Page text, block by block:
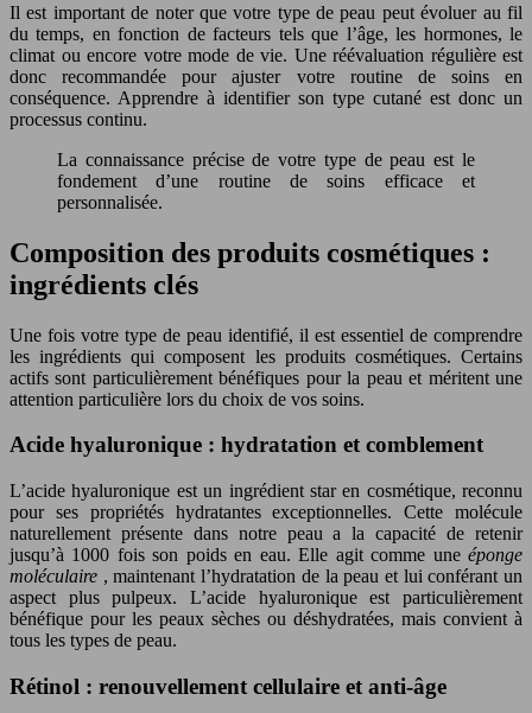
Il est important de noter que votre type de peau peut évoluer au fil
du temps, en fonction de facteurs tels que l’âge, les hormones, le
climat ou encore votre mode de vie. Une réévaluation régulière est
donc recommandée pour ajuster votre routine de soins en
conséquence. Apprendre à identifier son type cutané est donc un
processus continu.
La connaissance précise de votre type de peau est le
fondement d’une routine de soins efficace et
personnalisée.
Composition des produits cosmétiques :
ingrédients clés
Une fois votre type de peau identifié, il est essentiel de comprendre
les ingrédients qui composent les produits cosmétiques. Certains
actifs sont particulièrement bénéfiques pour la peau et méritent une
attention particulière lors du choix de vos soins.
Acide hyaluronique : hydratation et comblement
L’acide hyaluronique est un ingrédient star en cosmétique, reconnu
pour ses propriétés hydratantes exceptionnelles. Cette molécule
naturellement présente dans notre peau a la capacité de retenir
jusqu’à 1000 fois son poids en eau. Elle agit comme une éponge
moléculaire , maintenant l’hydratation de la peau et lui conférant un
aspect plus pulpeux. L’acide hyaluronique est particulièrement
bénéfique pour les peaux sèches ou déshydratées, mais convient à
tous les types de peau.
Rétinol : renouvellement cellulaire et anti-âge